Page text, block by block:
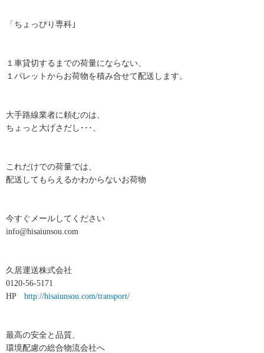
「ちょっぴり専科｣
１車貸切するまでの荷量にならない、
１パレットからお荷物を積み合せて配送します。
大手路線業者に頼むのは、
ちょっと大げさだし･･･、
これだけでの荷量では、
配送してもらえるかわからないお荷物
今すぐメールしてください
info@hisaiunsou.com
久居運送株式会社
0120-56-5171
HP http://hisaiunsou.com/transport/
最高の安全と品質、
環境配慮の総合物流会社へ